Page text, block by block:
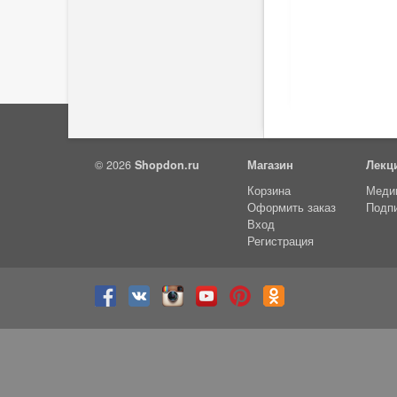
© 2026 Shopdon.ru
Магазин
Корзина
Оформить заказ
Вход
Регистрация